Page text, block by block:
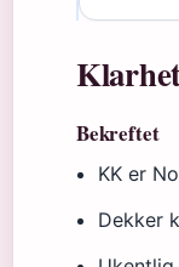
Bekreftet
KK er
Dekker